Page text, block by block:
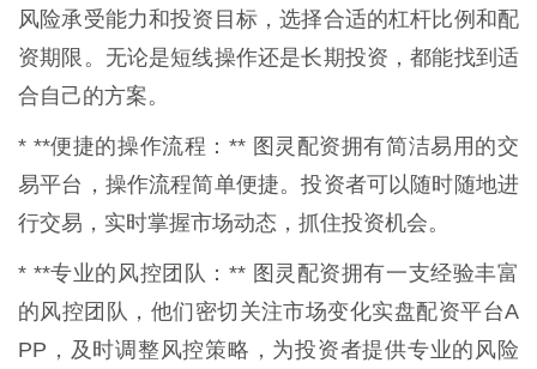
风险承受能力和投资目标，选择合适的杠杆比例和配
资期限。无论是短线操作还是长期投资，都能找到适
合自己的方案。
* **便捷的操作流程：** 图灵配资拥有简洁易用的交
易平台，操作流程简单便捷。投资者可以随时随地进
行交易，实时掌握市场动态，抓住投资机会。
* **专业的风控团队：** 图灵配资拥有一支经验丰富
的风控团队，他们密切关注市场变化实盘配资平台A
PP，及时调整风控策略，为投资者提供专业的风险